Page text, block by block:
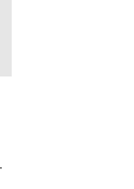
Signage 2020
Signage 2019